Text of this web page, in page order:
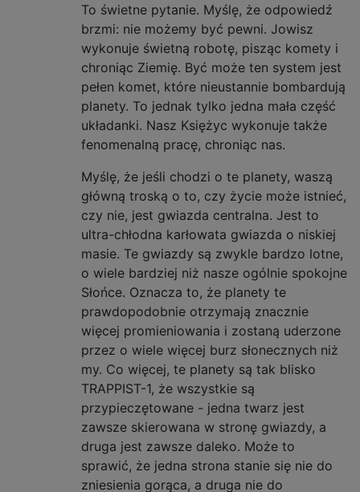
To świetne pytanie. Myślę, że odpowiedź
brzmi: nie możemy być pewni. Jowisz
wykonuje świetną robotę, pisząc komety i
chroniąc Ziemię. Być może ten system jest
pełen komet, które nieustannie bombardują
planety. To jednak tylko jedna mała część
układanki. Nasz Księżyc wykonuje także
fenomenalną pracę, chroniąc nas.
Myślę, że jeśli chodzi o te planety, waszą
główną troską o to, czy życie może istnieć,
czy nie, jest gwiazda centralna. Jest to
ultra-chłodna karłowata gwiazda o niskiej
masie. Te gwiazdy są zwykle bardzo lotne,
o wiele bardziej niż nasze ogólnie spokojne
Słońce. Oznacza to, że planety te
prawdopodobnie otrzymają znacznie
więcej promieniowania i zostaną uderzone
przez o wiele więcej burz słonecznych niż
my. Co więcej, te planety są tak blisko
TRAPPIST-1, że wszystkie są
przypieczętowane - jedna twarz jest
zawsze skierowana w stronę gwiazdy, a
druga jest zawsze daleko. Może to
sprawić, że jedna strona stanie się nie do
zniesienia gorąca, a druga nie do